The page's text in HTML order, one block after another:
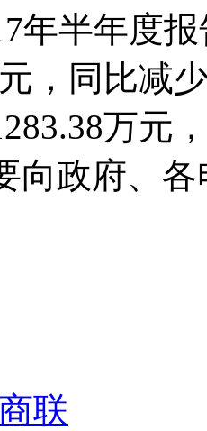
年半年度
，同比减
万元
向政府、